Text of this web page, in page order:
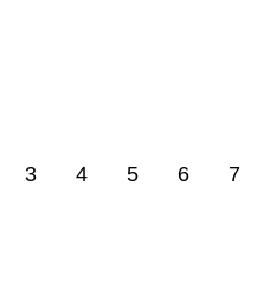
3 4 5 6 7